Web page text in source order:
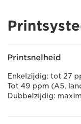
Printsnelheid
Enkelzijdig: tot 27
Tot 49 ppm (A5,
Dubbelzijdig: